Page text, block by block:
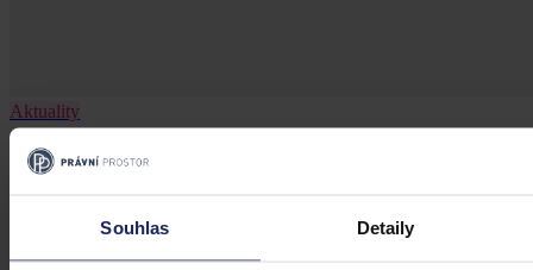
Souhlas Detaily
Aktuality
Změnu financování ČT, kterou plánuje
Praha 29. července (ČTK) - Změnu financování České televize
(ČT), kterou plánuje vládní koalice, označil dnes Senát za